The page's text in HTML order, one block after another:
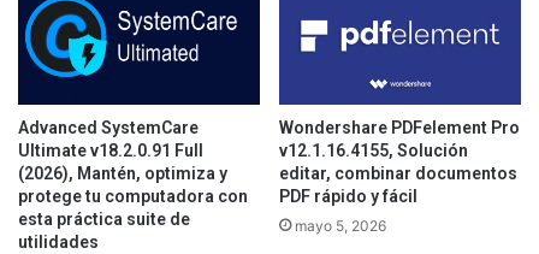
Advanced SystemCare
Ultimate v18.2.0.91 Full
(2026), Mantén, optimiza y
protege tu computadora con
esta práctica suite de
utilidades
Wondershare PDFelement Pro
v12.1.16.4155, Solución
editar, combinar documentos
PDF rápido y fácil
mayo 5, 2026